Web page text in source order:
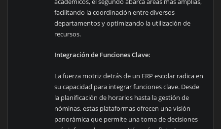
facilitando la coordinación entre diversos
departamentos y optimizando la utilización de
recursos.
Integración de Funciones Clave:
La fuerza motriz detrás de un ERP escolar radica en
su capacidad para integrar funciones clave. Desde
la planificación de horarios hasta la gestión de
nóminas, estas plataformas ofrecen una visión
panorámica que permite una toma de decisiones